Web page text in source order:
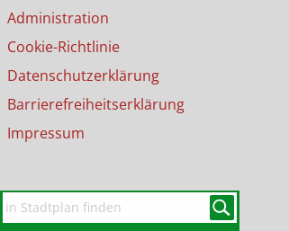
Administration
Cookie-Richtlinie
Datenschutzerklärung
Barrierefreiheitserklärung
Impressum